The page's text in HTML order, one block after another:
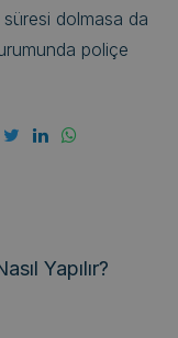
dolmasa da
poliçe
Yapılır?